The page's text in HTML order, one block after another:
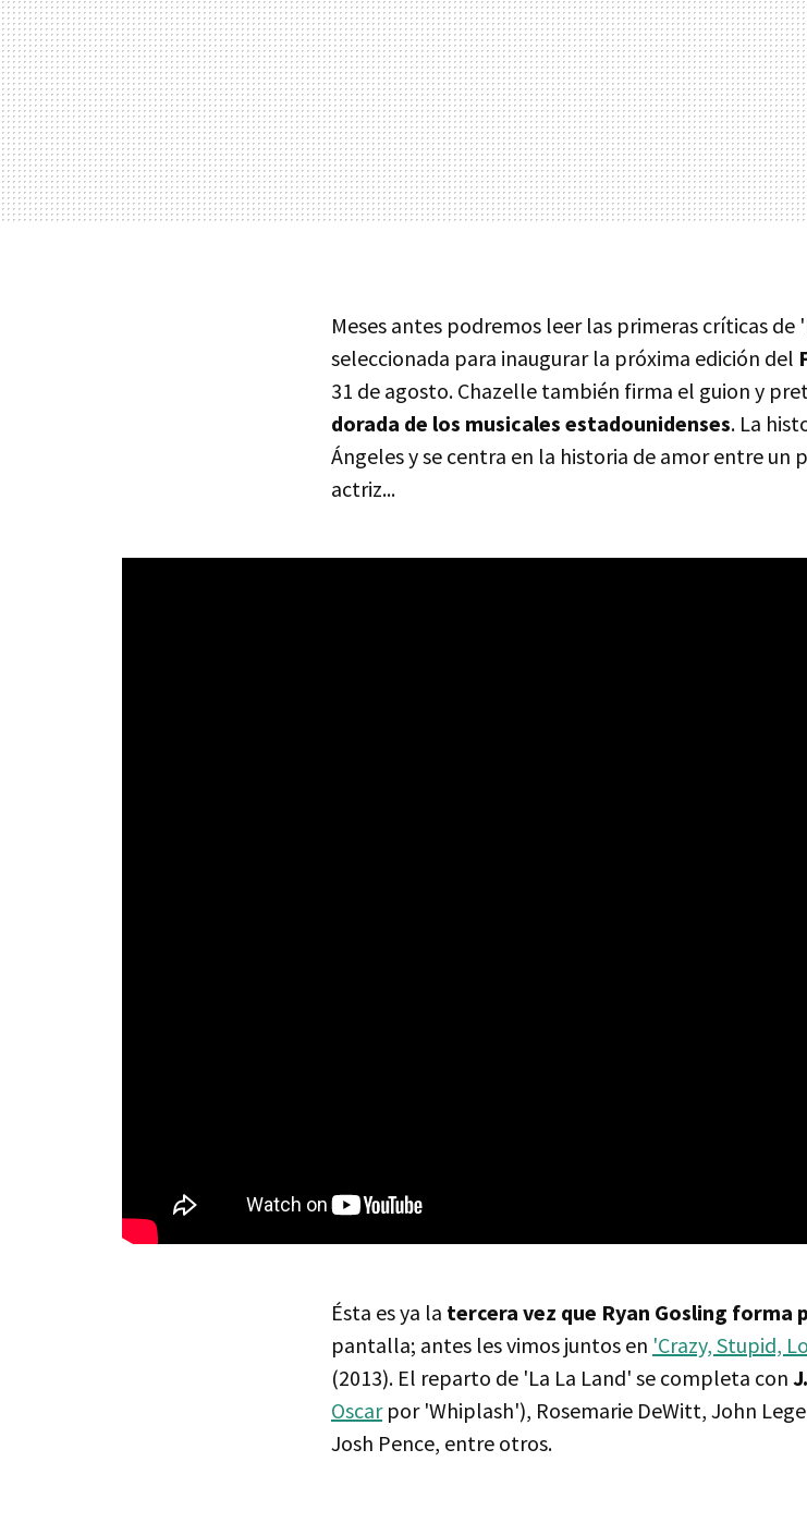
Meses antes podremos leer las primeras críticas de
seleccionada para inaugurar la próxima edición del
31 de agosto. Chazelle también firma el guion y
dorada de los musicales estadounidenses. La
Ángeles y se centra en la historia de amor entre un
actriz...
Ésta es ya la tercera vez que Ryan Gosling forma
pantalla; antes les vimos juntos en 'Crazy, Stupid,
(2013). El reparto de 'La La Land' se completa con
Oscarpor 'Whiplash'), Rosemarie DeWitt, John
Josh Pence, entre otros.